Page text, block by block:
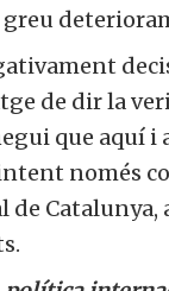
de dir la
que aquí i
només
de Catalunya,